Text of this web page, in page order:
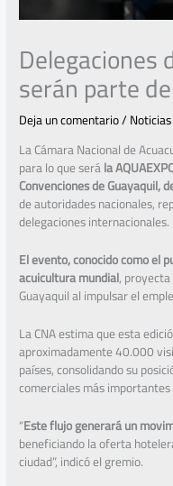
Delegaciones
serán parte
Deja un comentario/Noticias
La Cámara Nacional de
para lo que serála
Convenciones de Guayaquil,
de autoridades nacionales,
delegaciones internacionales.
El evento, conocido como el
acuicultura mundial,
Guayaquil al impulsar el
La CNA estima que esta
aproximadamente 40.000
países, consolidando su
comerciales más
“Este flujo generará un
beneficiando la oferta
ciudad”, indicó el gremio.